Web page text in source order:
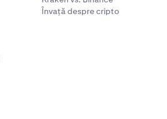
Învață despre cripto